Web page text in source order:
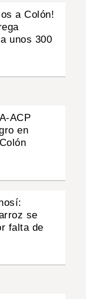
a Colón!
unos 300
ACP
en
se
falta de